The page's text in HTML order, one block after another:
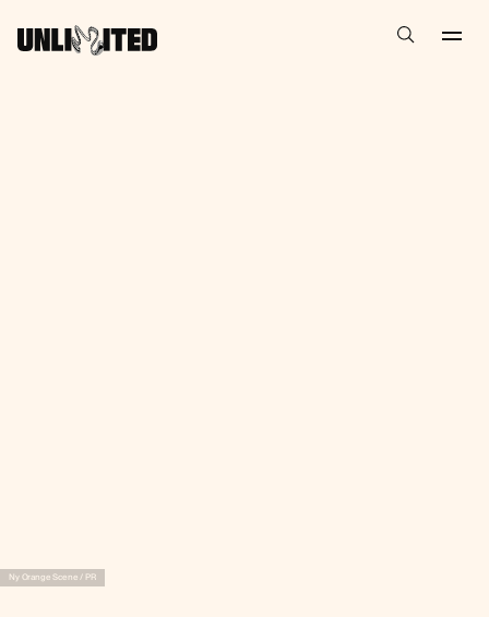
Ny Orange Scene / PR